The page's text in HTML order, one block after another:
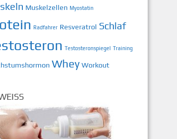
Muskelzellen Myostatin
Radfahrer Resveratrol Schlaf
Testosteronspiegel Training
Whey Workout